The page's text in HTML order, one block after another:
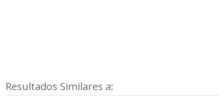
Resultados Similares a: